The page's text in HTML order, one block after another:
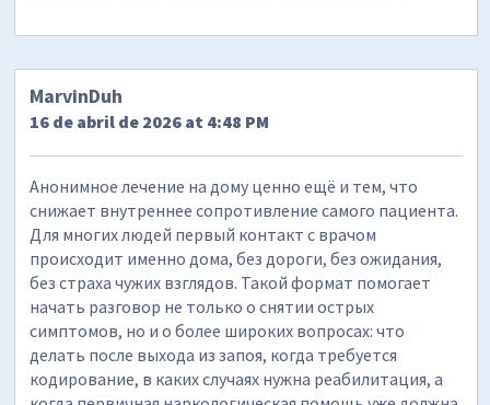
MarvinDuh
16 de abril de 2026 at 4:48 PM
Анонимное лечение на дому ценно ещё и тем, что
снижает внутреннее сопротивление самого пациента.
Для многих людей первый контакт с врачом
происходит именно дома, без дороги, без ожидания,
без страха чужих взглядов. Такой формат помогает
начать разговор не только о снятии острых
симптомов, но и о более широких вопросах: что
делать после выхода из запоя, когда требуется
кодирование, в каких случаях нужна реабилитация, а